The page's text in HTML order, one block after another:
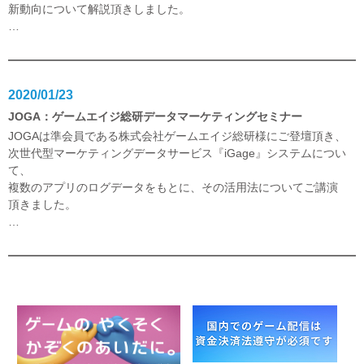
新動向について解説頂きしました。
2020/01/23
JOGA：ゲームエイジ総研データマーケティングセミナー
JOGAは準会員である株式会社ゲームエイジ総研様にご登壇頂き、
次世代型マーケティングデータサービス『iGage』システムについ
て、
複数のアプリのログデータをもとに、その活用法についてご講演
頂きました。